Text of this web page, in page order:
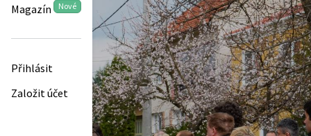
Magazín Nové
Přihlásit
Založit účet